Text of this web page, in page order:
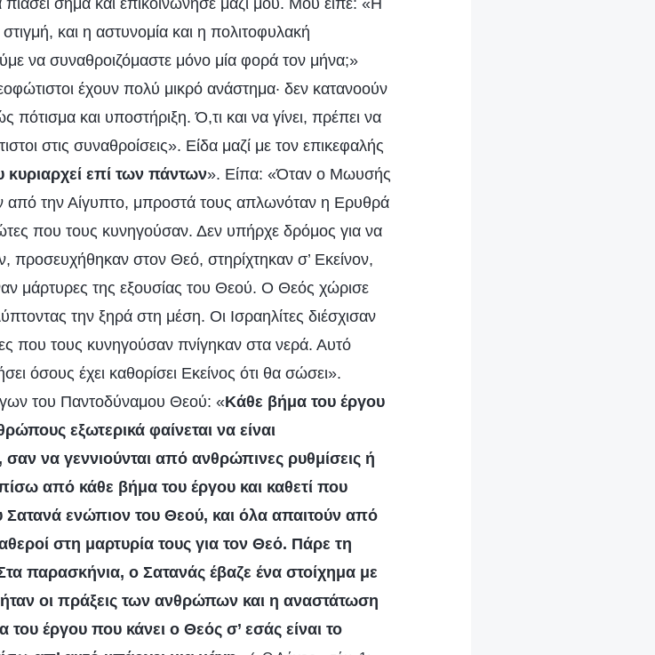
σήμα και επικοινώνησε μαζί μου. Μου είπε: «Η
και η αστυνομία και η πολιτοφυλακή
να συναθροιζόμαστε μόνο μία φορά τον μήνα;»
έχουν πολύ μικρό ανάστημα· δεν κατανοούν
πότισμα και υποστήριξη. Ό,τι και να γίνει, πρέπει να
στις συναθροίσεις». Είδα μαζί με τον επικεφαλής
κυριαρχεί επί των πάντων». Είπα: «Όταν ο Μωυσής
από την Αίγυπτο, μπροστά τους απλωνόταν η Ερυθρά
που τους κυνηγούσαν. Δεν υπήρχε δρόμος για να
στον Θεό, στηρίχτηκαν σ’ Εκείνον,
μάρτυρες της εξουσίας του Θεού. Ο Θεός χώρισε
την ξηρά στη μέση. Οι Ισραηλίτες διέσχισαν
που τους κυνηγούσαν πνίγηκαν στα νερά. Αυτό
όσους έχει καθορίσει Εκείνος ότι θα σώσει».
του Παντοδύναμου Θεού: «Κάθε βήμα του έργου
εξωτερικά φαίνεται να είναι
να γεννιούνται από ανθρώπινες ρυθμίσεις ή
από κάθε βήμα του έργου και καθετί που
Σατανά ενώπιον του Θεού, και όλα απαιτούν από
στη μαρτυρία τους για τον Θεό. Πάρε τη
παρασκήνια, ο Σατανάς έβαζε ένα στοίχημα με
οι πράξεις των ανθρώπων και η αναστάτωση
έργου που κάνει ο Θεός σ’ εσάς είναι το